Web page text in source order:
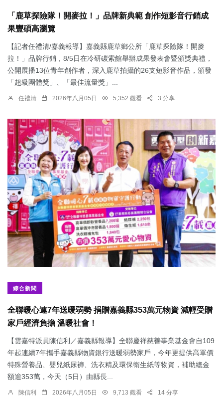
「鹿草探險隊！開麥拉！」品牌新典範 創作短影音行銷成
果豐碩高瀏覽
【記者任禮清/嘉義報導】嘉義縣鹿草鄉公所「鹿草探險隊！開麥
拉！」品牌行銷，8/5日在冷研碳索館舉辦成果發表會暨頒獎典禮，
公開展播13位青年創作者，深入鹿草拍攝的26支短影音作品，頒發
「超級團體獎」、「最佳流量獎」...
任禮清 2026年八月05日 5,352 觀看 3 分享
綜合新聞
全聯暖心連7年送暖弱勢 捐贈嘉義縣353萬元物資 減輕受贈
家戶經濟負擔 溫暖社會！
【雲嘉特派員陳信利／嘉義縣報導】全聯慶祥慈善事業基金會自109
年起連續7年攜手嘉義縣物資銀行送暖弱勢家戶，今年更提供高單價
特殊營養品、嬰兒紙尿褲、洗衣精及環保衛生紙等物資，補助總金
額逾353萬，今天（5日）由縣長...
陳信利 2026年八月05日 9,713 觀看 14 分享